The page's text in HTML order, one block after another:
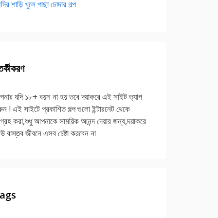
শাড়ি খুলে পাছা চোদার গল্প
যদি ১৮+ বয়স না হয় তবে দয়াকরে এই সাইট ত্যাগ
! এই সাইটে প্রকাশিত গল্প গুলো ইন্টারনেট থেকে
করা,শুধু আপনাকে সাময়িক আনন্দ দেয়ার জন্য,দয়াকরে
বাস্তব জীবনে এসব চেষ্টা করবেন না